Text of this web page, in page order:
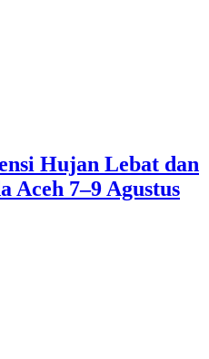
Hujan Lebat dan
Aceh 7–9 Agustus